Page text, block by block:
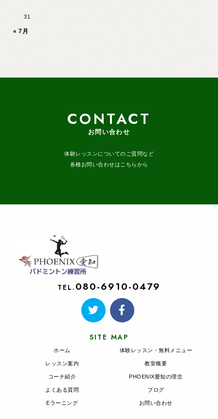
31
« 7月
CONTACT
お問い合わせ
体験レッスンについてのご質問など
各種お問い合わせはこちらから
TEL. 080-6910-0479
SITE MAP
ホーム
レッスン案内
コーチ紹介
よくある質問
Eラーニング
体験レッスン・無料メニュー
教室概要
PHOENIX愛知の理念
ブログ
お問い合わせ